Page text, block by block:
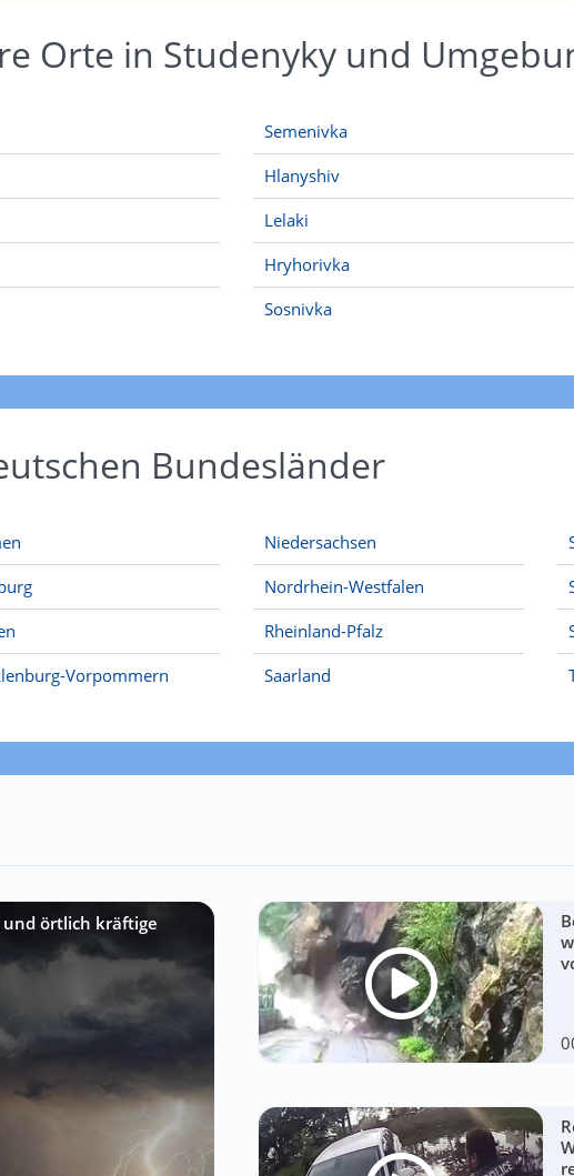
Orte in Studenyky und
Semenivka
Hlanyshiv
Lelaki
Hryhorivka
Sosnivka
Bundesländer
Vorpommern
Niedersachsen
Nordrhein-Westfalen
Rheinland-Pfalz
Saarland
und örtlich kräftige